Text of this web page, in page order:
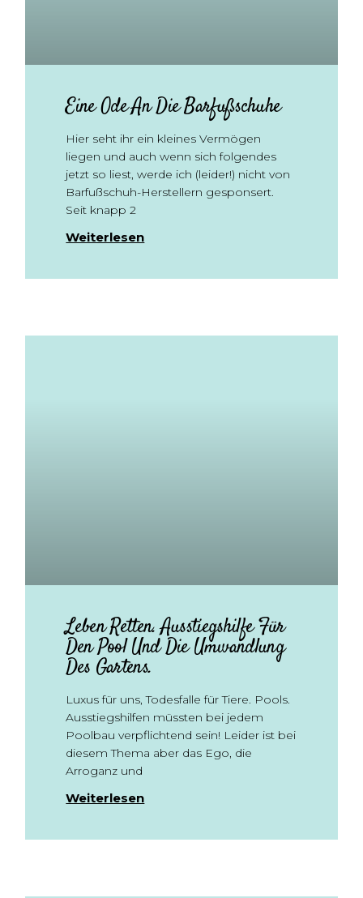
Eine Ode An Die Barfußschuhe
Hier seht ihr ein kleines Vermögen
liegen und auch wenn sich folgendes
jetzt so liest, werde ich (leider!) nicht von
Barfußschuh-Herstellern gesponsert.
Seit knapp 2
Weiterlesen
Leben Retten. Ausstiegshilfe Für
Den Pool Und Die Umwandlung
Des Gartens.
Luxus für uns, Todesfalle für Tiere. Pools.
Ausstiegshilfen müssten bei jedem
Poolbau verpflichtend sein! Leider ist bei
diesem Thema aber das Ego, die
Arroganz und
Weiterlesen